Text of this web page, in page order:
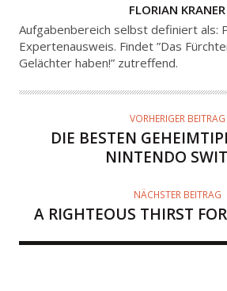
U
T
O
FLORIAN KRANER
Aufgabenbereich selbst definiert als:
Expertenausweis. Findet ”Das
Gelächter haben!” zutreffend.
VORHERIGER BEITRAG
DIE BESTEN
NINTENDO
NÄCHSTER BEITRAG
A RIGHTEOUS THIRST